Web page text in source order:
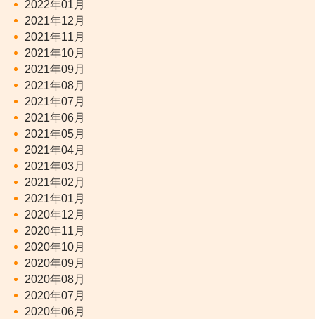
2022年01月
2021年12月
2021年11月
2021年10月
2021年09月
2021年08月
2021年07月
2021年06月
2021年05月
2021年04月
2021年03月
2021年02月
2021年01月
2020年12月
2020年11月
2020年10月
2020年09月
2020年08月
2020年07月
2020年06月